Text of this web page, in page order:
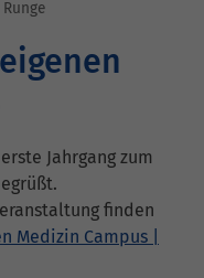
Jahrgang zum
finden
Medizin Campus |